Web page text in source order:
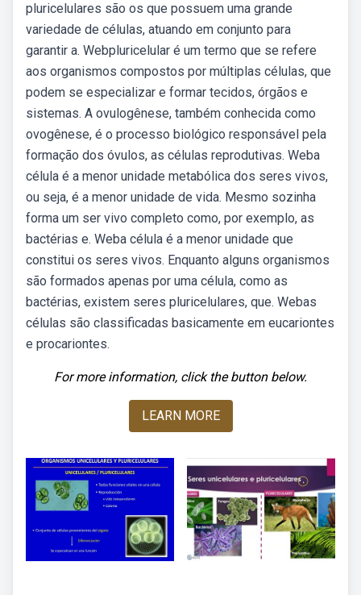
pluricelulares são os que possuem uma grande
variedade de células, atuando em conjunto para
garantir a. Webpluricelular é um termo que se refere
aos organismos compostos por múltiplas células, que
podem se especializar e formar tecidos, órgãos e
sistemas. A ovulogênese, também conhecida como
ovogênese, é o processo biológico responsável pela
formação dos óvulos, as células reprodutivas. Weba
célula é a menor unidade metabólica dos seres vivos,
ou seja, é a menor unidade de vida. Mesmo sozinha
forma um ser vivo completo como, por exemplo, as
bactérias e. Weba célula é a menor unidade que
constitui os seres vivos. Enquanto alguns organismos
são formados apenas por uma célula, como as
bactérias, existem seres pluricelulares, que. Webas
células são classificadas basicamente em eucariontes
e procariontes.
For more information, click the button below.
LEARN MORE